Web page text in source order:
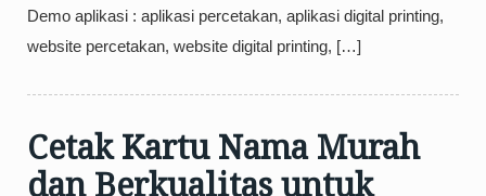
Demo aplikasi : aplikasi percetakan, aplikasi digital printing,
website percetakan, website digital printing, […]
Cetak Kartu Nama Murah
dan Berkualitas untuk